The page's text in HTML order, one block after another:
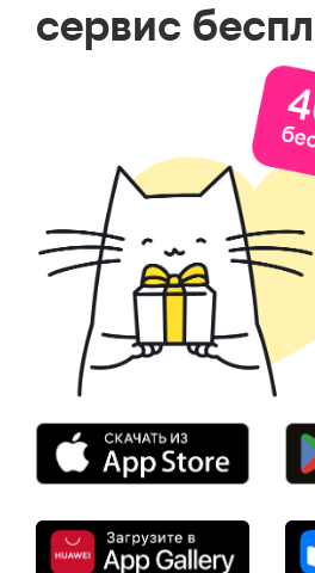
сервис